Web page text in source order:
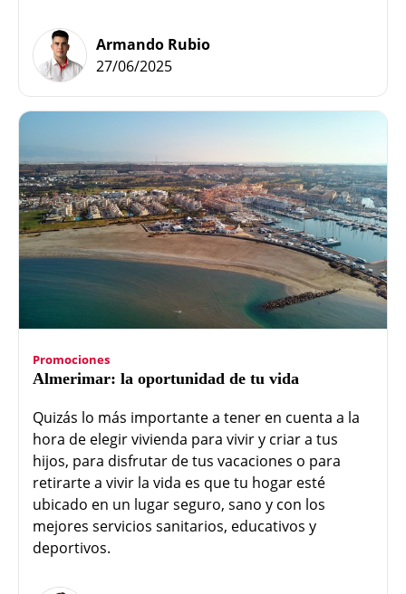
Armando Rubio
27/06/2025
Promociones
Almerimar: la oportunidad de tu vida
Quizás lo más importante a tener en cuenta a la
hora de elegir vivienda para vivir y criar a tus
hijos, para disfrutar de tus vacaciones o para
retirarte a vivir la vida es que tu hogar esté
ubicado en un lugar seguro, sano y con los
mejores servicios sanitarios, educativos y
deportivos.